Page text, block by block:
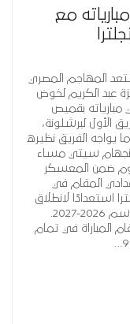
مع
المهاجم المصري
عبد الكريم لخوض
مبارياته بقميص
الأول لبرشلونة،
يواجه الفريق نظيره
سيتي مساء
ضمن المعسكر
المقام في
استعدادًا لانطلاق
المباراة في تمام